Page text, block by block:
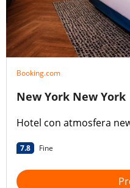
Booking.com
New York New York
Hotel con atmosfera
7.8 Fine